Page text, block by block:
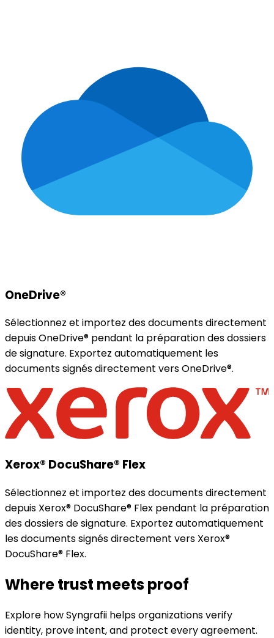
OneDrive®
Sélectionnez et importez des documents directement
depuis OneDrive® pendant la préparation des dossiers
de signature. Exportez automatiquement les
documents signés directement vers OneDrive®.
Xerox® DocuShare® Flex
Sélectionnez et importez des documents directement
depuis Xerox® DocuShare® Flex pendant la préparation
des dossiers de signature. Exportez automatiquement
les documents signés directement vers Xerox®
DocuShare® Flex.
Where trust meets proof
Explore how Syngrafii helps organizations verify
identity, prove intent, and protect every agreement.